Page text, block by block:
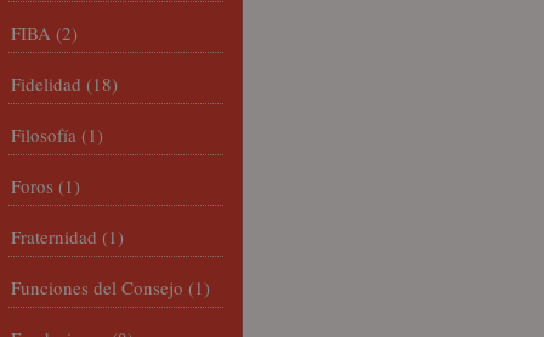
FIBA (2)
Fidelidad (18)
Filosofía (1)
Foros (1)
Fraternidad (1)
Funciones del Consejo (1)